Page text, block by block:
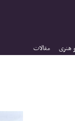
هنری مقالات